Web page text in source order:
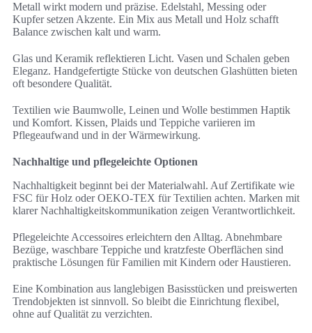
Metall wirkt modern und präzise. Edelstahl, Messing oder
Kupfer setzen Akzente. Ein Mix aus Metall und Holz schafft
Balance zwischen kalt und warm.
Glas und Keramik reflektieren Licht. Vasen und Schalen geben
Eleganz. Handgefertigte Stücke von deutschen Glashütten bieten
oft besondere Qualität.
Textilien wie Baumwolle, Leinen und Wolle bestimmen Haptik
und Komfort. Kissen, Plaids und Teppiche variieren im
Pflegeaufwand und in der Wärmewirkung.
Nachhaltige und pflegeleichte Optionen
Nachhaltigkeit beginnt bei der Materialwahl. Auf Zertifikate wie
FSC für Holz oder OEKO-TEX für Textilien achten. Marken mit
klarer Nachhaltigkeitskommunikation zeigen Verantwortlichkeit.
Pflegeleichte Accessoires erleichtern den Alltag. Abnehmbare
Bezüge, waschbare Teppiche und kratzfeste Oberflächen sind
praktische Lösungen für Familien mit Kindern oder Haustieren.
Eine Kombination aus langlebigen Basisstücken und preiswerten
Trendobjekten ist sinnvoll. So bleibt die Einrichtung flexibel,
ohne auf Qualität zu verzichten.